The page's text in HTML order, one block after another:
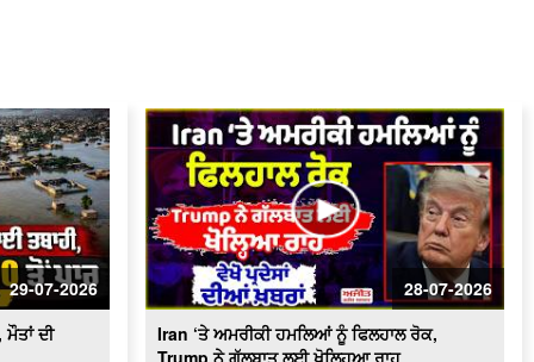
ਲੋਕਾਂ ਦੀ ਮੌਤ, 100 ਤੋਂ ਵੱਧ ਲਾਪਤਾ
Cultural Fair In Surrey l ਸਰੀ ਦੇ ਹਾਲੈਂਡ
ਪਾਰਕ 'ਚ ਲੱਗਿਆ ਸੱਭਿਆਚਾਰਕ ਮੇਲਾ
Two Relatives Drown In Italy River |
Italy ‘ਚ ਭਾਰਤੀ ਚਾਚੇ ਤੇ ਭਤੀਜੇ ਦੀ ਦਰਿਆ ‘ਚ
ਡੁੱਬਣ ਕਾਰਨ ਮੌਤ
Racial Attack in Utah | Utah 'ਚ ਭਾਰਤੀ
ਗੰਭੀਰ
29-07-2026
ਦੀ
28-07-2026
Iran ‘ਤੇ ਅਮਰੀਕੀ ਹਮਲਿਆਂ ਨੂੰ ਫਿਲਹਾਲ ਰੋਕ,